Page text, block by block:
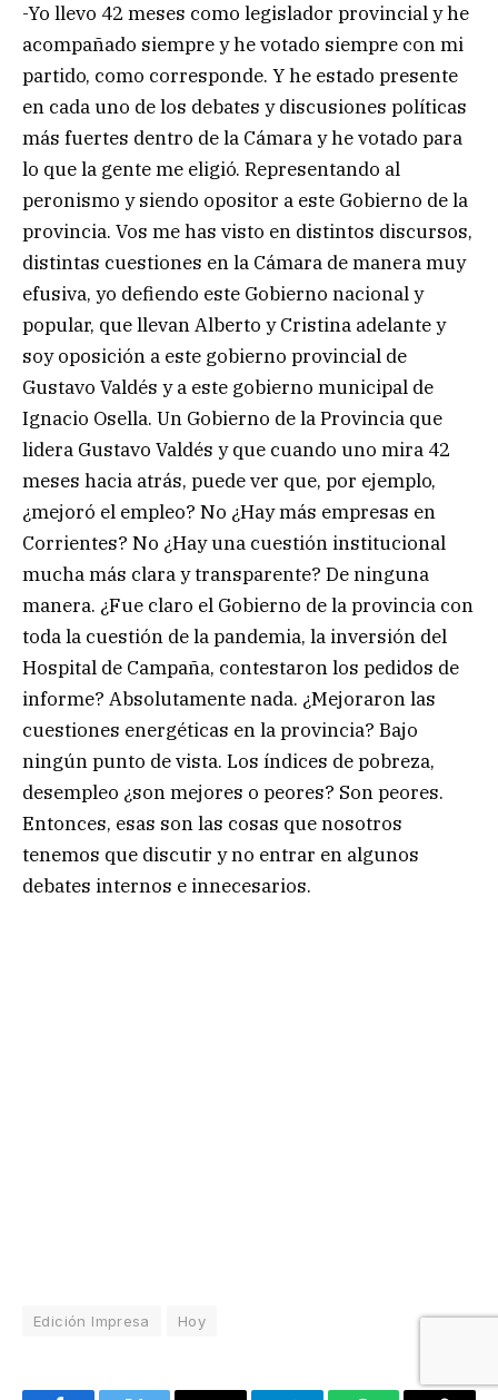
-Yo llevo 42 meses como legislador provincial y he
acompañado siempre y he votado siempre con mi
partido, como corresponde. Y he estado presente
en cada uno de los debates y discusiones políticas
más fuertes dentro de la Cámara y he votado para
lo que la gente me eligió. Representando al
peronismo y siendo opositor a este Gobierno de la
provincia. Vos me has visto en distintos discursos,
distintas cuestiones en la Cámara de manera muy
efusiva, yo defiendo este Gobierno nacional y
popular, que llevan Alberto y Cristina adelante y
soy oposición a este gobierno provincial de
Gustavo Valdés y a este gobierno municipal de
Ignacio Osella. Un Gobierno de la Provincia que
lidera Gustavo Valdés y que cuando uno mira 42
meses hacia atrás, puede ver que, por ejemplo,
¿mejoró el empleo? No ¿Hay más empresas en
Corrientes? No ¿Hay una cuestión institucional
mucha más clara y transparente? De ninguna
manera. ¿Fue claro el Gobierno de la provincia con
toda la cuestión de la pandemia, la inversión del
Hospital de Campaña, contestaron los pedidos de
informe? Absolutamente nada. ¿Mejoraron las
cuestiones energéticas en la provincia? Bajo
ningún punto de vista. Los índices de pobreza,
desempleo ¿son mejores o peores? Son peores.
Entonces, esas son las cosas que nosotros
tenemos que discutir y no entrar en algunos
debates internos e innecesarios.
Edición Impresa Hoy